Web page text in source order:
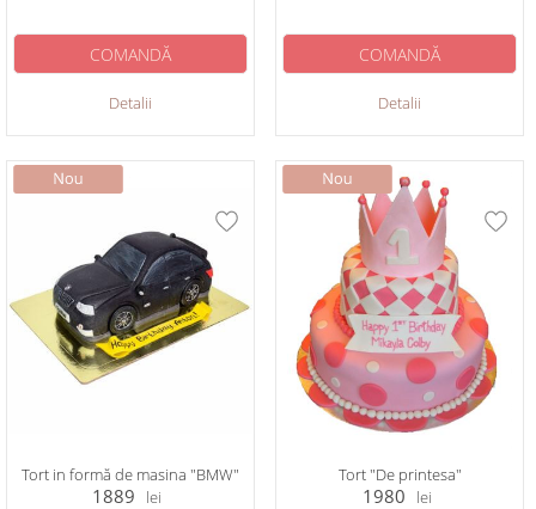
Detalii
COMANDĂ
Detalii
COMANDĂ
Tort in formă de masina "BMW"
1889 lei
Tort "De printesa"
1980 lei